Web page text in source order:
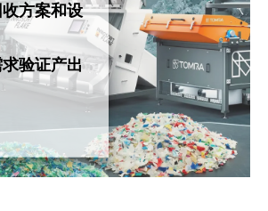
方案和设
验证产出